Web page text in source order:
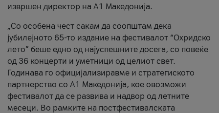
извршен директор на A1 Македонија.
„Со особена чест сакам да соопштам дека
јубилејното 65-то издание на фестивалот “Охридско
лето” беше едно од најуспешните досега, со повеќе
од 36 концерти и уметници од целиот свет.
Годинава го официјализиравме и стратегиското
партнерство со А1 Македонија, кое овозможи
фестивалот да се развива и надвор од летните
месеци. Во рамките на постфестивалската